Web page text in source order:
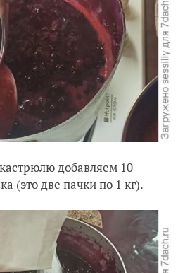
добавляем 10
(это две пачки по 1 кг).